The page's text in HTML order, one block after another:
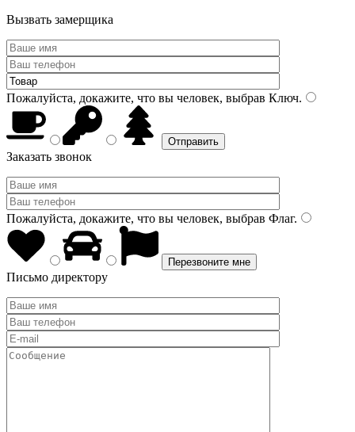
Вызвать замерщика
Пожалуйста, докажите, что вы человек, выбрав Ключ.
Заказать звонок
Пожалуйста, докажите, что вы человек, выбрав Флаг.
Письмо директору